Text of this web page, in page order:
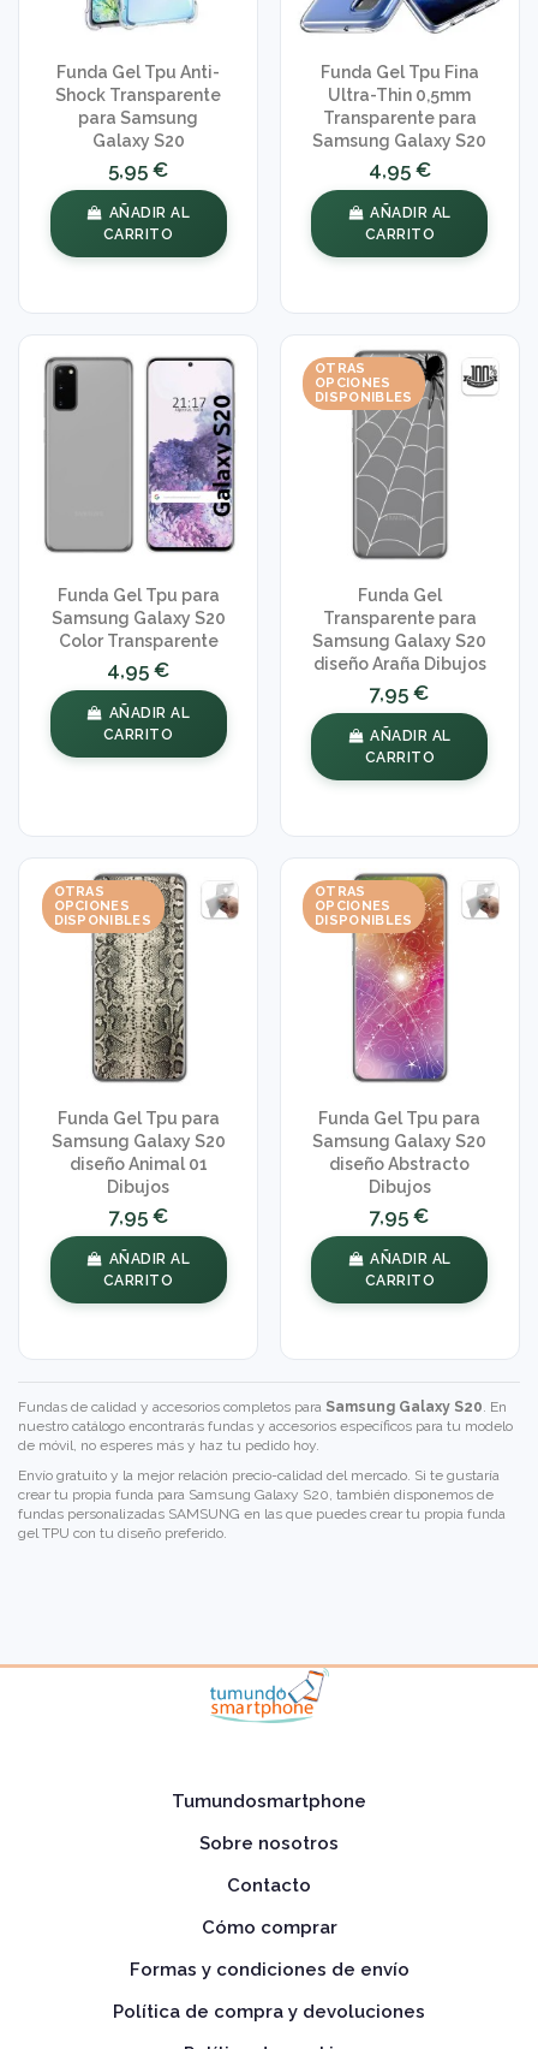
Funda Gel Tpu Anti-
Shock Transparente
para Samsung
Galaxy S20
5,95 €
AÑADIR AL
CARRITO
Funda Gel Tpu Fina
Ultra-Thin 0,5mm
Transparente para
Samsung Galaxy S20
4,95 €
AÑADIR AL
CARRITO
Funda Gel Tpu para
Samsung Galaxy S20
Color Transparente
4,95 €
AÑADIR AL
CARRITO
OTRAS
OPCIONES
DISPONIBLES
Funda Gel
Transparente para
Samsung Galaxy S20
diseño Araña Dibujos
7,95 €
AÑADIR AL
CARRITO
OTRAS
OPCIONES
DISPONIBLES
Funda Gel Tpu para
Samsung Galaxy S20
diseño Animal 01
Dibujos
7,95 €
AÑADIR AL
CARRITO
OTRAS
OPCIONES
DISPONIBLES
Funda Gel Tpu para
Samsung Galaxy S20
diseño Abstracto
Dibujos
7,95 €
AÑADIR AL
CARRITO
Fundas de calidad y accesorios completos para Samsung Galaxy S20 . En
nuestro catálogo encontrarás fundas y accesorios específicos para tu modelo
de móvil, no esperes más y haz tu pedido hoy.
Envío gratuito y la mejor relación precio-calidad del mercado. Si te gustaría
crear tu propia funda para Samsung Galaxy S20, también disponemos de
fundas personalizadas SAMSUNG en las que puedes crear tu propia funda
gel TPU con tu diseño preferido.
Tumundosmartphone
Sobre nosotros
Contacto
Cómo comprar
Formas y condiciones de envío
Política de compra y devoluciones